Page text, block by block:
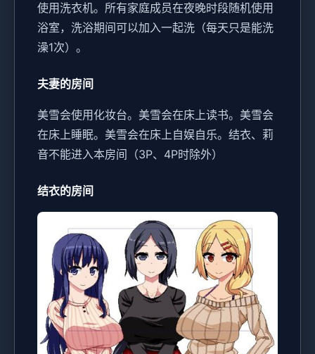
使用洗衣机。 所有家庭成员在夜晚时段随机使用
浴室，洗浴期间可以加入一起洗（每天只是能洗
澡1次）。
夫妻的房间
美雪会使用化妆台。 美雪会在床上读书。 美雪会
在床上睡眠。 美雪会在床上自娱自乐。 结衣、莉
音不能进入本房间（3P、4P时除外）
结衣的房间